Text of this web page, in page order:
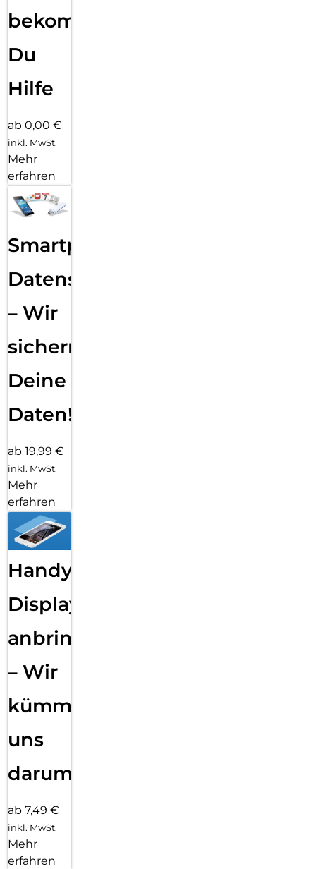
bekommst
Du
Hilfe
ab 0,00 €
inkl. MwSt.
Mehr
erfahren
Smartphone
Datensicherung
– Wir
sichern
Deine
Daten!
ab 19,99 €
inkl. MwSt.
Mehr
erfahren
Handy
Displayfolie
anbringen
– Wir
kümmern
uns
darum!
ab 7,49 €
inkl. MwSt.
Mehr
erfahren